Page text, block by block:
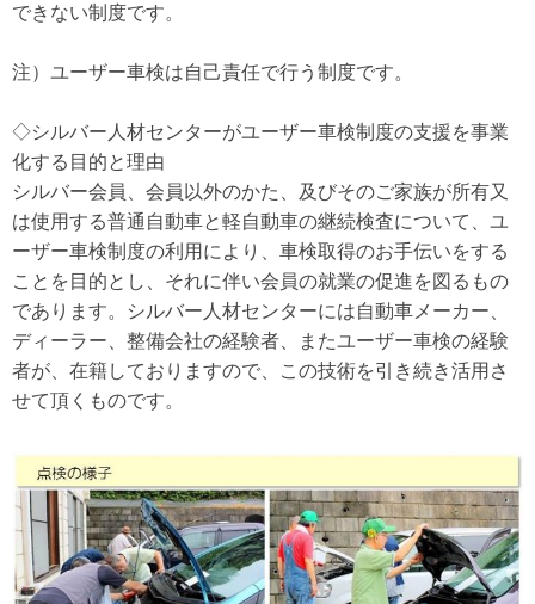
できない制度です。
注）ユーザー車検は自己責任で行う制度です。
◇シルバー人材センターがユーザー車検制度の支援を事業
化する目的と理由
シルバー会員、会員以外のかた、及びそのご家族が所有又
は使用する普通自動車と軽自動車の継続検査について、ユ
ーザー車検制度の利用により、車検取得のお手伝いをする
ことを目的とし、それに伴い会員の就業の促進を図るもの
であります。シルバー人材センターには自動車メーカー、
ディーラー、整備会社の経験者、またユーザー車検の経験
者が、在籍しておりますので、この技術を引き続き活用さ
せて頂くものです。